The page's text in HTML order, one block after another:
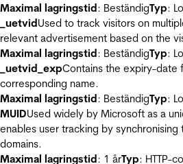
Maximal lagringstid: BeständigTyp:
_uetvidUsed to track visitors on
relevant advertisement based on the
Maximal lagringstid: BeständigTyp:
_uetvid_expContains the expiry-date
corresponding name.
Maximal lagringstid: BeständigTyp:
MUIDUsed widely by Microsoft as a
enables user tracking by
domains.
Maximal lagringstid: 1 årTyp: HTTP-